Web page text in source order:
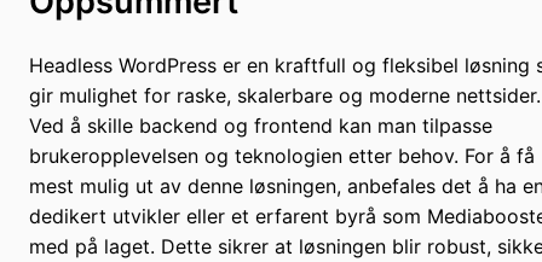
Headless WordPress er en kraftfull og fleksibel løsning
gir mulighet for raske, skalerbare og moderne nettsider.
Ved å skille backend og frontend kan man tilpasse
brukeropplevelsen og teknologien etter behov. For å få
mest mulig ut av denne løsningen, anbefales det å ha
dedikert utvikler eller et erfarent byrå som
med på laget. Dette sikrer at løsningen blir robust,